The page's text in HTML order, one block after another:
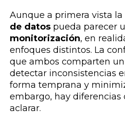
Aunque a primera vista la
de datos pueda parecer
monitorización, en
enfoques distintos. La
que ambos comparten
detectar inconsistencias
forma temprana y
embargo, hay diferencias
aclarar.